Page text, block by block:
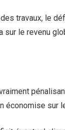
travaux, le
sur le revenu
économise sur